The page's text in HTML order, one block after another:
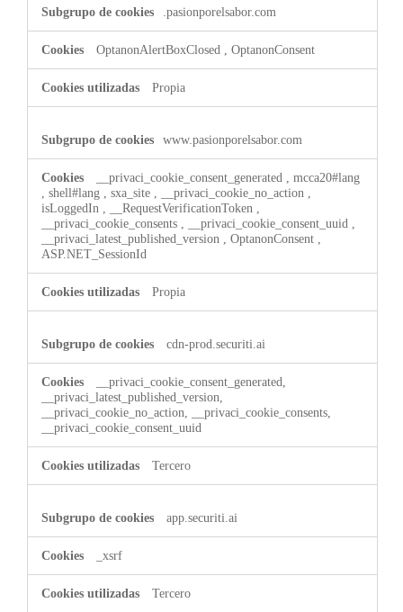
.pasionporelsabor.com
OptanonAlertBoxClosed OptanonConsent
Propia
www.pasionporelsabor.com
__privaci_cookie_consent_generated
mcca20#lang
shell#lang sxa_site __privaci_cookie_no_action
isLoggedIn
__RequestVerificationToken
__privaci_cookie_consents
__privaci_cookie_consent_uuid
__privaci_latest_published_version
OptanonConsent
ASP.NET_SessionId
Propia
cdn-prod.securiti.ai
__privaci_cookie_consent_generated,
__privaci_latest_published_version,
__privaci_cookie_no_action, __privaci_cookie_consents,
__privaci_cookie_consent_uuid
Tercero
app.securiti.ai
_xsrf
Tercero